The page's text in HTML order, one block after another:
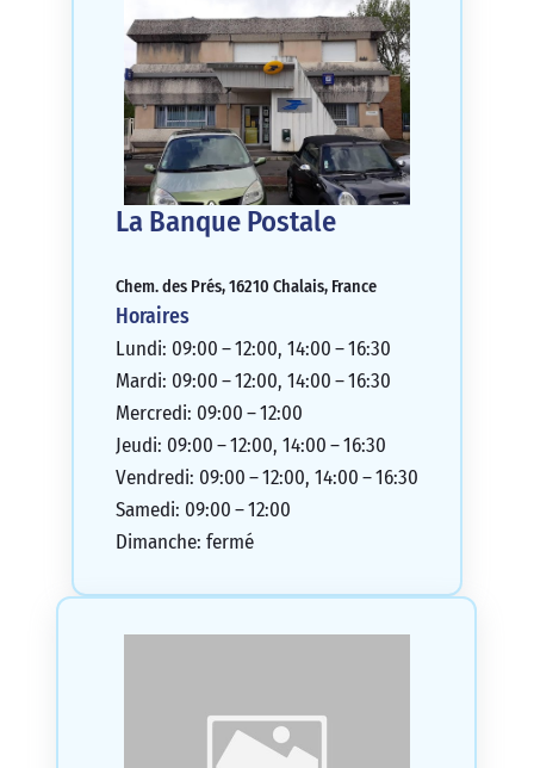
La Banque Postale
Chem. des Prés, 16210 Chalais, France
Horaires
Lundi: 09:00 – 12:00, 14:00 – 16:30
Mardi: 09:00 – 12:00, 14:00 – 16:30
Mercredi: 09:00 – 12:00
Jeudi: 09:00 – 12:00, 14:00 – 16:30
Vendredi: 09:00 – 12:00, 14:00 – 16:30
Samedi: 09:00 – 12:00
Dimanche: fermé